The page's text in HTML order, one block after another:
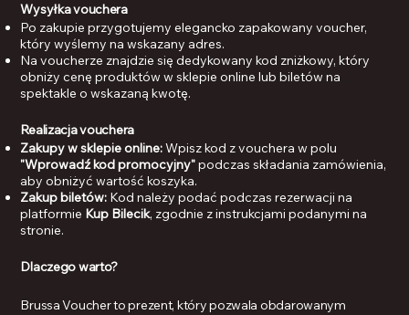
Wysyłka vouchera
Po zakupie przygotujemy elegancko zapakowany voucher,
który wyślemy na wskazany adres.
Na voucherze znajdzie się dedykowany kod zniżkowy, który
obniży cenę produktów w sklepie online lub biletów na
spektakle o wskazaną kwotę.
Realizacja vouchera
Zakupy w sklepie online:Wpisz kod z vouchera w polu
"Wprowadź kod promocyjny"podczas składania zamówienia,
aby obniżyć wartość koszyka.
Zakup biletów: Kod należy podać podczas rezerwacji na
platformie Kup Bilecik, zgodnie z instrukcjami podanymi na
stronie.
Dlaczego warto?
Brussa Voucher to prezent, który pozwala obdarowanym